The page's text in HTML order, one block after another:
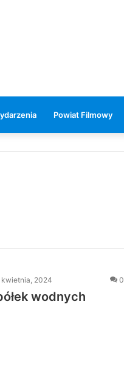
Powiat Filmowy
kwietnia, 2024 0
wodnych